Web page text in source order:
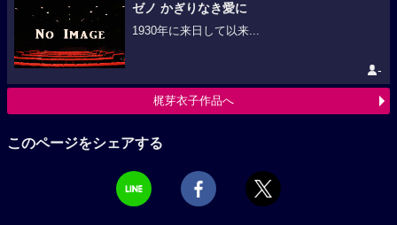
ゼノ かぎりなき愛に
1930年に来日して以来...
-
梶芽衣子作品へ
このページをシェアする